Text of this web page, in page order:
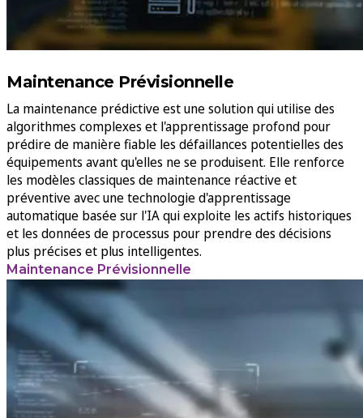
Maintenance Prévisionnelle
La maintenance prédictive est une solution qui utilise des
algorithmes complexes et l'apprentissage profond pour
prédire de manière fiable les défaillances potentielles des
équipements avant qu'elles ne se produisent. Elle renforce
les modèles classiques de maintenance réactive et
préventive avec une technologie d'apprentissage
automatique basée sur l'IA qui exploite les actifs historiques
et les données de processus pour prendre des décisions
plus précises et plus intelligentes.
Maintenance Prévisionnelle